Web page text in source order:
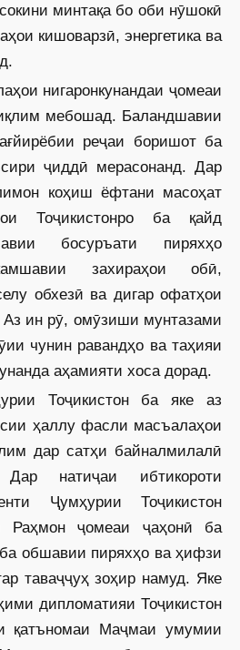
минтақа бо оби нӯшокӣ
кишоварзӣ, энергетика ва
нигаронкунандаи ҷомеаи
мебошад. Баландшавии
реҷаи боришот ба
ҷиддӣ мерасонанд. Дар
коҳиш ёфтани масоҳат
Тоҷикистонро ба қайд
босуръати пиряхҳо
захираҳои обӣ,
обхезӣ ва дигар офатҳои
Аз ин рӯ, омӯзиши мунтазами
чунин равандҳо ва таҳияи
аҳамияти хоса дорад.
Тоҷикистон ба яке аз
ҳаллу фасли масъалаҳои
дар сатҳи байналмилалӣ
натиҷаи ибтикороти
Ҷумҳурии Тоҷикистон
Раҳмон ҷомеаи ҷаҳонӣ ба
обшавии пиряхҳо ва ҳифзи
таваҷҷуҳ зоҳир намуд. Яке
дип­ломатияи Тоҷикистон
қатъномаи Маҷмаи умумии